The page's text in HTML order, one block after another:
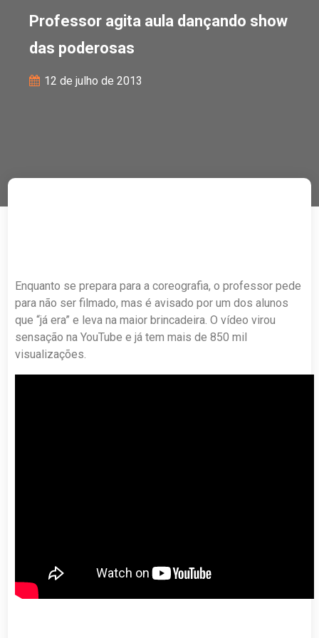
Professor agita aula dançando show
das poderosas
12 de julho de 2013
Enquanto se prepara para a coreografia, o professor pede
para não ser filmado, mas é avisado por um dos alunos
que “já era” e leva na maior brincadeira. O vídeo virou
sensação na YouTube e já tem mais de 850 mil
visualizações.